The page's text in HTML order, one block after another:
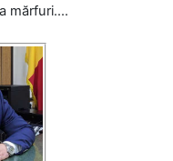
mărfuri....